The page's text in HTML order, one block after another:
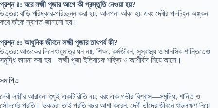
প্রশ্ন ৪: ঘরে লক্ষ্মী পূজার আগে কী প্রস্তুতি নেওয়া হয়?
উত্তর: বাড়ি পরিষ্কার-পরিচ্ছন্ন করা হয়, আলপনা আঁকা হয় এবং দেবীর পদচিহ্ন অঙ্কন
করে তাঁকে স্বাগত জানানো হয়।
প্রশ্ন ৫: আধুনিক জীবনে লক্ষ্মী পূজার তাৎপর্য কী?
উত্তর: আজকের দিনে শুধুমাত্র ধন নয়, শিক্ষা, কর্মজীবন, সুস্বাস্থ্য ও মানসিক শান্তিতেও
সমৃদ্ধি কামনা করা হয়। লক্ষ্মী পূজা ইতিবাচক শক্তি ও আশীর্বাদ নিয়ে আসে।
সমাপ্তি
দেবী লক্ষ্মীর আরাধনা শুধুই একটি রীতি নয়, বরং এক গভীর বিশ্বাস—সমৃদ্ধি, শান্তি ও
সৌন্দর্যের প্রতি। ভক্তরা তাই প্রতি বছর আশা করেন, দেবী তাঁদের জীবনে শুভলক্ষণ নিয়ে